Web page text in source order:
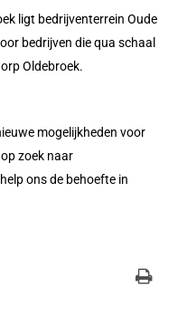
ligt bedrijventerrein Oude
bedrijven die qua schaal
Oldebroek.
mogelijkheden voor
zoek naar
ons de behoefte in